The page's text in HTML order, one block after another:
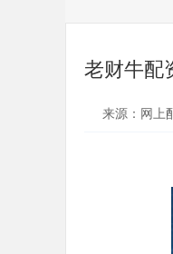
老财牛配
来源：网上